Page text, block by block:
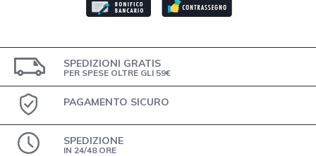
SPEDIZIONI GRATIS
PER SPESE OLTRE GLI 59€
PAGAMENTO SICURO
SPEDIZIONE
IN 24/48 ORE